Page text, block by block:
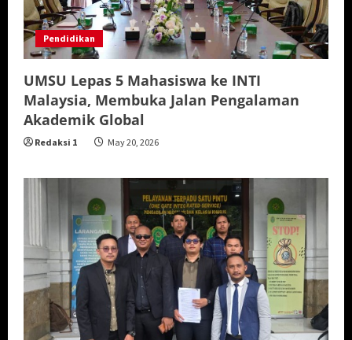
Pendidikan
UMSU Lepas 5 Mahasiswa ke INTI
Malaysia, Membuka Jalan Pengalaman
Akademik Global
Redaksi 1 May 20, 2026